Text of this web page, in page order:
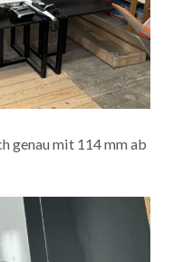
genau mit 114 mm ab